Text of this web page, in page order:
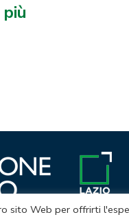
sito Web per offrirti